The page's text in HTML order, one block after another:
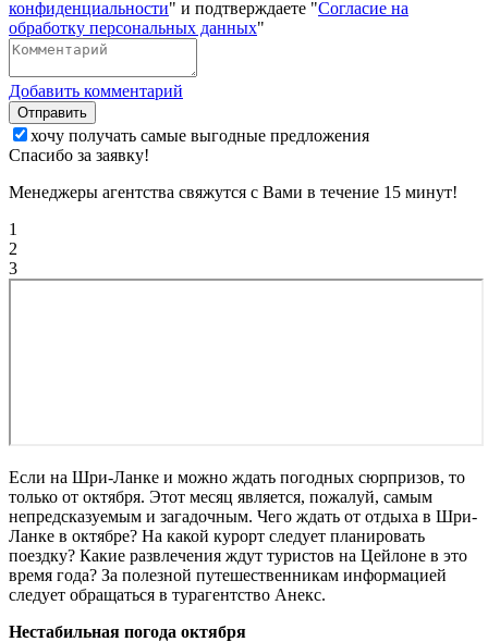
конфиденциальности" и подтверждаете "Согласие на
обработку персональных данных"
Добавить комментарий
Отправить
хочу получать самые выгодные предложения
Спасибо за заявку!
Менеджеры агентства свяжутся с Вами в течение 15 минут!
1
2
3
Если на Шри-Ланке и можно ждать погодных сюрпризов, то
только от октября. Этот месяц является, пожалуй, самым
непредсказуемым и загадочным. Чего ждать от отдыха в Шри-
Ланке в октябре? На какой курорт следует планировать
поездку? Какие развлечения ждут туристов на Цейлоне в это
время года? За полезной путешественникам информацией
следует обращаться в турагентство Анекс.
Нестабильная погода октября